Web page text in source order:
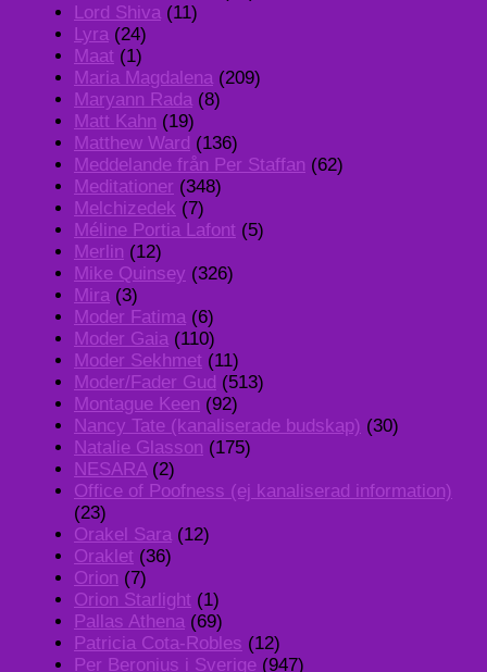
Lord Shiva (11)
Lyra (24)
Maat (1)
Maria Magdalena (209)
Maryann Rada (8)
Matt Kahn (19)
Matthew Ward (136)
Meddelande från Per Staffan (62)
Meditationer (348)
Melchizedek (7)
Méline Portia Lafont (5)
Merlin (12)
Mike Quinsey (326)
Mira (3)
Moder Fatima (6)
Moder Gaia (110)
Moder Sekhmet (11)
Moder/Fader Gud (513)
Montague Keen (92)
Nancy Tate (kanaliserade budskap) (30)
Natalie Glasson (175)
NESARA(2)
Office of Poofness (ej kanaliserad information)
(23)
Orakel Sara (12)
Oraklet (36)
Orion (7)
Orion Starlight (1)
Pallas Athena (69)
Patricia Cota-Robles (12)
Per Beronius i Sverige (947)